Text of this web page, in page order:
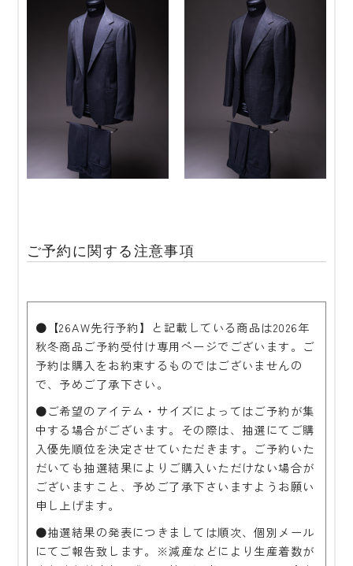
ご予約に関する注意事項
●【26AW先行予約】と記載している商品は2026年
秋冬商品ご予約受付け専用ページでございます。ご
予約は購入をお約束するものではございませんの
で、予めご了承下さい。
●ご希望のアイテム・サイズによってはご予約が集
中する場合がございます。その際は、抽選にてご購
入優先順位を決定させていただきます。ご予約いた
だいても抽選結果によりご購入いただけない場合が
ございますこと、予めご了承下さいますようお願い
申し上げます。
●抽選結果の発表につきましては順次、個別メール
にてご報告致します。※減産などにより生産着数が